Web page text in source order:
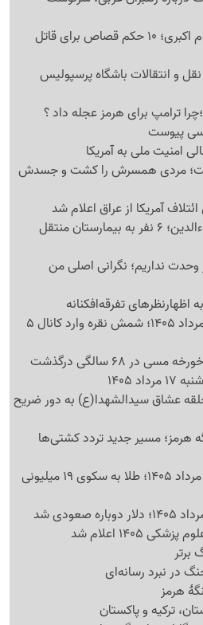
خبر مهم درباره پرونده کلثوم اکبری؛ 10 حکم قصاص برای قاتل
و انتقالات باشگاه پرسپولیس
ترامپ برای هرمز عجله داد ؟
پیوست
امنیت ملی به آمریکا
مردی همسرش را کشت و جسدش
آمریکا از عراق اعلام شد
حادثه هولناک در پاساژ علاءالدین؛ 6 نفر به بیمارستان منتقل
وحدت نداریم؛ نگرانی اصلی من
تفرقه‌افکنانه
قیمت نقره امروز شنبه 17 مرداد 1405؛ شمش نقره وارد کانال 5
68 سالگی درگذشت
1405
عشاق سیدالشهدا(ع) به دور ضریح
هرمز؛ مسیر جدید تردد کشتی‌ها
قیمت طلا و سکه امروز 17 مرداد 1405؛ طلا به سکوی 19 میلیونی
1405 اعلام شد
برتر
در نبرد رسانه‌ای
هرمز
ترکیه و پاکستان